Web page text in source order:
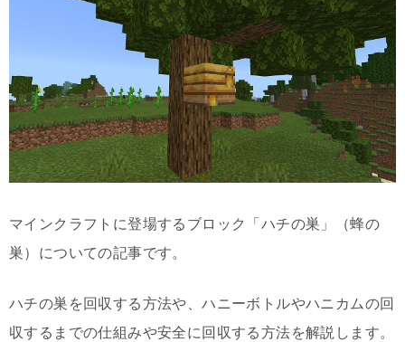
マインクラフトに登場するブロック「ハチの巣」（蜂の
巣）についての記事です。
ハチの巣を回収する方法や、ハニーボトルやハニカムの回
収するまでの仕組みや安全に回収する方法を解説します。